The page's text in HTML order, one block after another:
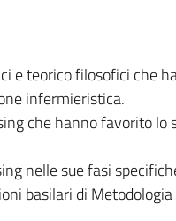
e teorico filosofici che
infermieristica.
che hanno favorito lo
nelle sue fasi
basilari di